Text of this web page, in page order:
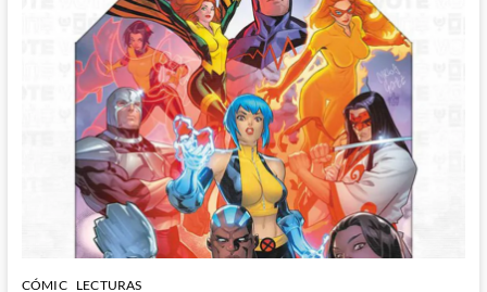
hago
por
dinero:
Wizard,
The
Guide
Comics
#4
CÓMIC LECTURAS